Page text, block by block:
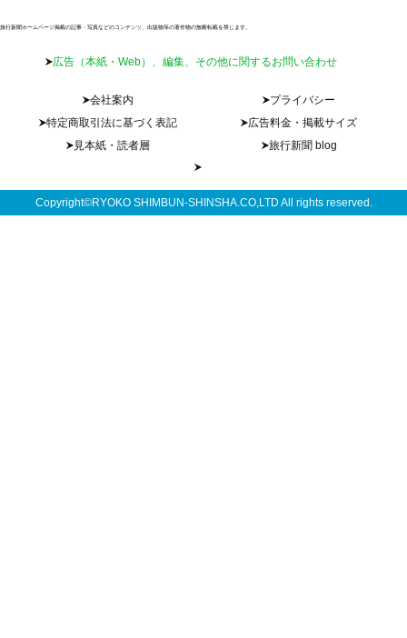
旅行新聞ホームページ掲載の記事・写真などのコンテンツ、出版物等の著作物の無断転載を禁じます。
広告（本紙・Web）、編集、その他に関するお問い合わせ
会社案内
プライバシー
特定商取引法に基づく表記
広告料金・掲載サイズ
見本紙・読者層
旅行新聞 blog
Copyright©RYOKO SHIMBUN-SHINSHA.CO,LTD All rights reserved.